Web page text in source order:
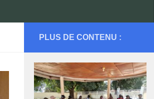
PLUS DE CONTENU :